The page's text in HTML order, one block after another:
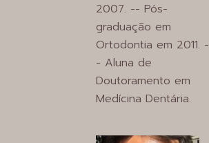
2007. -- Pós-
graduação em
Ortodontia em 2011. -
- Aluna de
Doutoramento em
Medícina Dentária.